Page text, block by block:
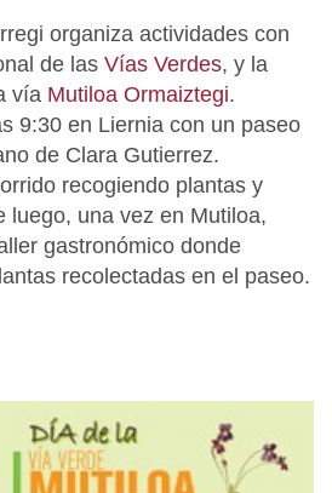
organiza actividades con
de las Vías Verdes, y la
vía Mutiloa Ormaiztegi.
9:30 en Liernia con un paseo
de Clara Gutierrez.
recogiendo plantas y
luego, una vez en Mutiloa,
gastronómico donde
recolectadas en el paseo.